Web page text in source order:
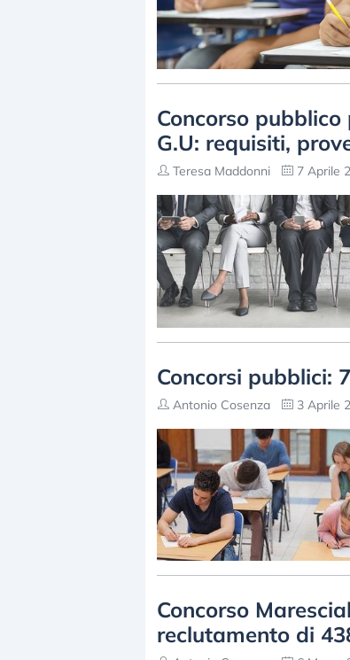
Concorso
G.U: requisiti,
Teresa Maddonni 7 Aprile
Concorsi pubblici:
Antonio Cosenza 3 Aprile
Concorso
reclutamento di